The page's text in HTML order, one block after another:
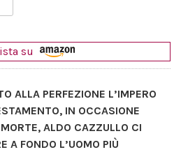
su
ALLA PERFEZIONE L’IMPERO
IN OCCASIONE
ALDO CAZZULLO CI
A FONDO L’UOMO PIÙ